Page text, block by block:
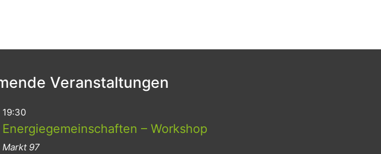
Veranstaltungen
19:30
Energiegemeinschaften – Workshop
Markt 97